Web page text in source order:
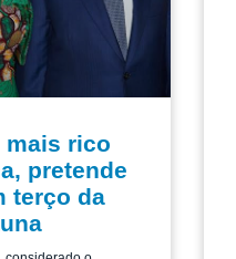
mais rico
pretende
terço da
considerado o